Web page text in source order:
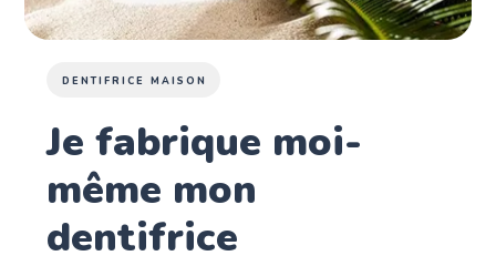
DENTIFRICE MAISON
Je fabrique moi-
même mon
dentifrice